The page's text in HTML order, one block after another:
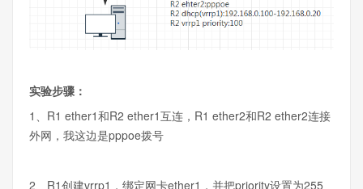
实验步骤：
1、R1 ether1和R2 ether1互连，R1 ether2和R2 ether2连接
外网，我这边是pppoe拨号
2、R1创建vrrp1，绑定网卡ether1，并把priority设置为255